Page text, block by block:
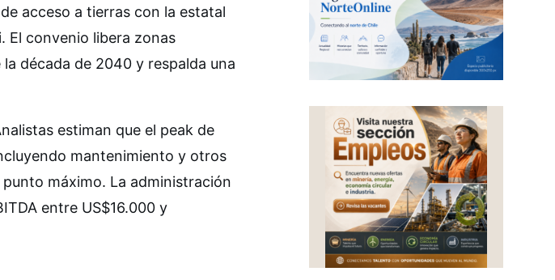
acceso a tierras con la estatal
El convenio libera zonas
década de 2040 y respalda una
estiman que el peak de
mantenimiento y otros
máximo. La administración
entre US$16.000 y